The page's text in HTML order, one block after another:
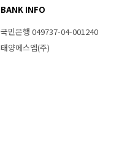
BANK INFO
국민은행 049737-04-001240
태양에스엠(주)